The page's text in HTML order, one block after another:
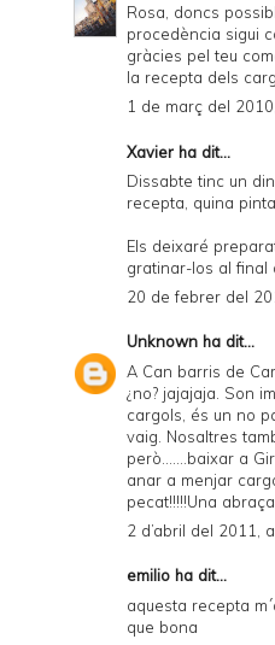
Rosa, doncs
procedència sigui
gràcies pel teu
la recepta dels
1 de març del
Xavier ha dit...
Dissabte tinc un
recepta, quina
Els deixaré
gratinar-los al final
20 de febrer del
Unknown ha dit...
A Can barris de
¿no? jajajaja. Son
cargols, és un no
vaig. Nosaltres
però.......baixar a
anar a menjar
pecat!!!!!Una
2 d’abril del 2011,
emilio ha dit...
aquesta recepta
que bona